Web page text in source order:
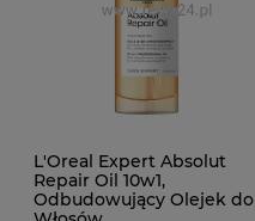
L'Oreal Expert Absolut
Repair Oil 10w1,
Odbudowujący Olejek do